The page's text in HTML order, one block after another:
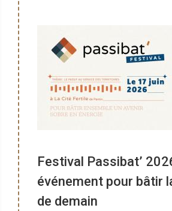
Festival Passibat’
événement pour bâtir
de demain